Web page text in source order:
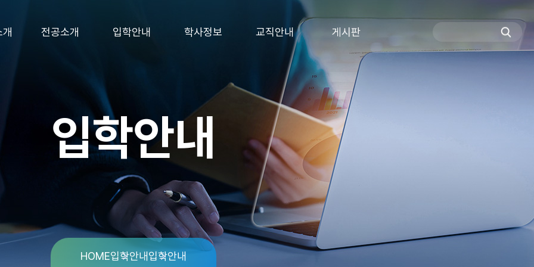
전공소개 입학안내 학사정보 교직안내 게시판
입학안내
HOME입학안내입학안내